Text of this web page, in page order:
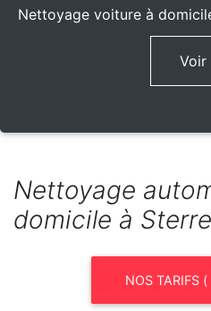
Nettoyage voiture à
Voir
Nettoyage
domicile à
NOS TARIFS